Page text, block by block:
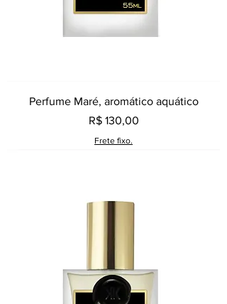
Perfume Maré, aromático aquático
Preço
R$ 130,00
Frete fixo.